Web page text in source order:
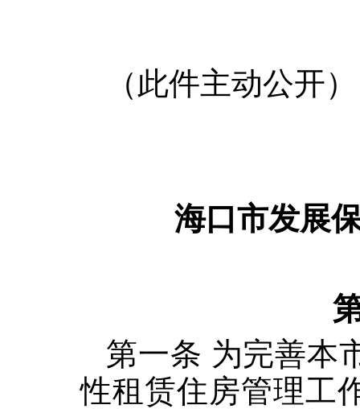
（此件主动公开）
海口市发展
第一条 为完善本
性租赁住房管理工